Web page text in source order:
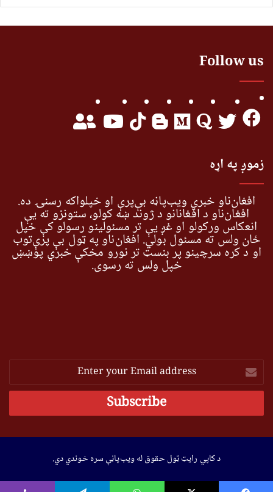
Follow us
زموږ په اړه
افغان‌ناو خبري ویب‌پاڼه بې‌پرې او خپلواکه رسنۍ ده.
افغان‌ناو د افغانانو د ژوند ښه کولو، ستونزو ته یې
انعکاس ورکولو او غږ یې تر مسئولینو رسولو کې خپل
ځان ولس ته مسئول بولي. افغان‌ناو په ټول بې پرې‌توب
او د کره سرچینو پر بنسټ تر نورو مخکې خبري پوښښ
خپل ولس ته رسوي.
Enter
your
Email
د کاپي رایټ ټول حقوق له ویب‌پاڼې سره خوندي دي.